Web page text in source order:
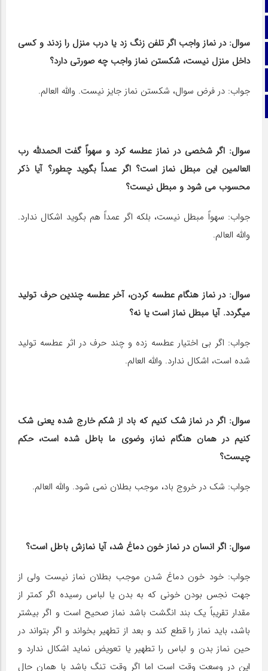
سوال: در نماز واجب اگر تلفن زنگ زد یا درب منزل را زدند و کسی
داخل منزل نیست، شکستن نماز واجب چه صورتی دارد؟
جواب: در فرض سوال، شکستن نماز جایز نیست. والله العالم.
سوال: اگر شخصی در نماز عطسه کرد و سهواً گفت الحمدلله رب
العالمین این مبطل نماز است؟ اگر عمداً بگوید چطور؟ آیا ذکر
محسوب می شود و مبطل نیست؟
جواب: سهواً مبطل نیست، بلکه اگر عمداً هم بگوید اشکال ندارد.
والله العالم.
سوال: در نماز هنگام عطسه کردن، آخر عطسه چندین حرف تولید
میگردد. آیا مبطل نماز است یا نه؟
جواب: اگر بی اختیار عطسه زده و چند حرف در اثر عطسه تولید
شده است، اشکال ندارد. والله العالم.
سوال: اگر در نماز شک کنیم که باد از شکم خارج شده یعنی شک
کنیم در همان هنگام نماز، وضوی ما باطل شده است، حکم
چیست؟
جواب: شک در خروج باد، موجب بطلان نمی شود. والله العالم.
سوال: اگر انسان در نماز خون دماغ شد، آیا نمازش باطل است؟
جواب: خود خون دماغ شدن موجب بطلان نماز نیست ولی از
جهت نجس بودن خونی که به بدن یا لباس رسیده اگر کمتر از
مقدار تقریباً یک بند انگشت باشد نماز صحیح است و اگر بیشتر
باشد، باید نماز را قطع کند و بعد از تطهیر بخواند و اگر بتواند در
حین نماز بدن و لباس را تطهیر یا تعویض نماید اشکال ندارد و
این در وسعت وقت است اما اگر وقت تنگ باشد با همان حال